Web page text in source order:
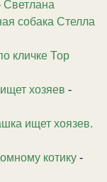
Светлана
собака Стелла
кличке Тор
хозяев -
ищет хоязев.
котику -